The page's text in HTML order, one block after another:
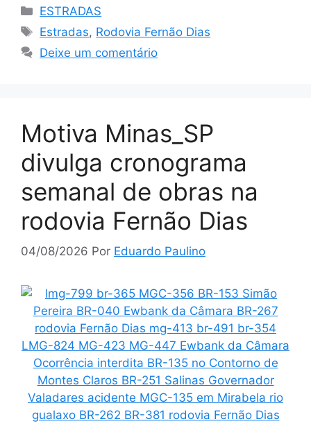
Categorias
ESTRADAS
Tags
Estradas, Rodovia Fernão Dias
Deixe um comentário
Motiva Minas_SP
divulga cronograma
semanal de obras na
rodovia Fernão Dias
04/08/2026 Por Eduardo Paulino